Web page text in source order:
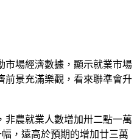
市場經濟數據，顯示就業市場
前景充滿樂觀，看來聯準會升
非農就業人數增加卅二點一萬
，遠高於預期的增加廿三萬